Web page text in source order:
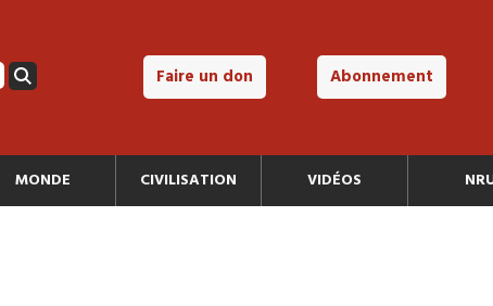
Faire un don Abonnement
MONDE CIVILISATION VIDÉOS